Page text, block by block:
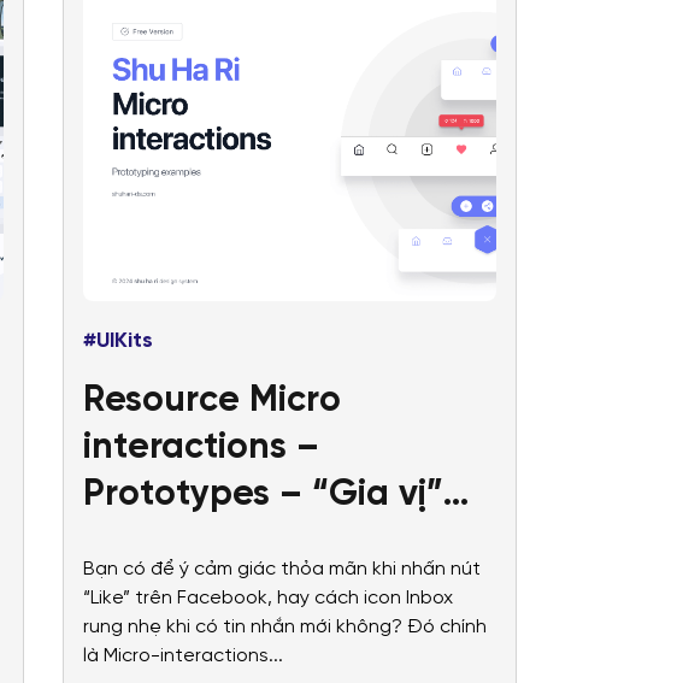
#UIKits
Resource Micro
interactions –
Prototypes – “Gia vị”
nghiệm lớn
Bạn có để ý cảm giác thỏa mãn khi nhấn nút
“Like” trên Facebook, hay cách icon Inbox
rung nhẹ khi có tin nhắn mới không? Đó chính
là Micro-interactions...